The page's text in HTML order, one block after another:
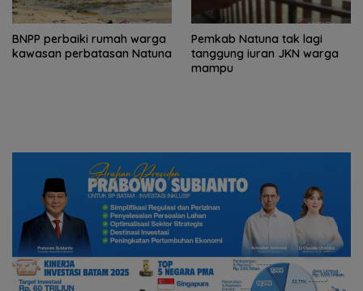
BNPP perbaiki rumah warga
kawasan perbatasan Natuna
Pemkab Natuna tak lagi
tanggung iuran JKN warga
mampu